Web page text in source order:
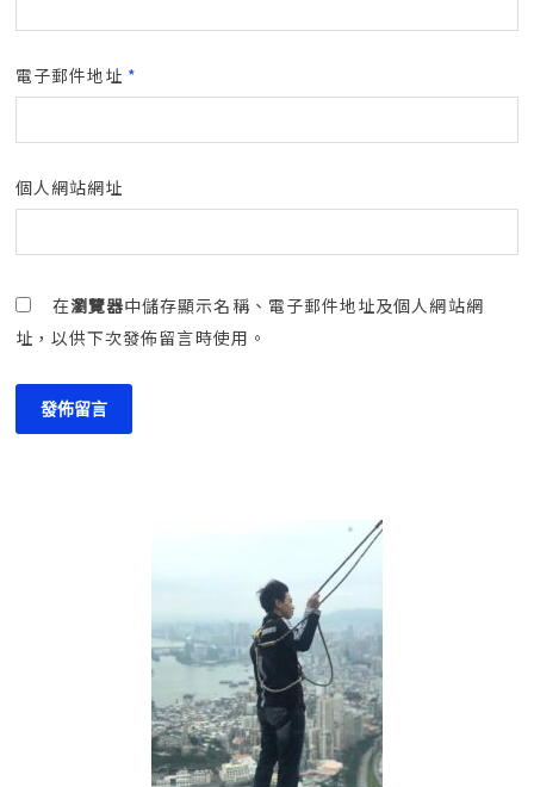
電子郵件地址 *
個人網站網址
在瀏覽器中儲存顯示名稱、電子郵件地址及個人網站網
址，以供下次發佈留言時使用。